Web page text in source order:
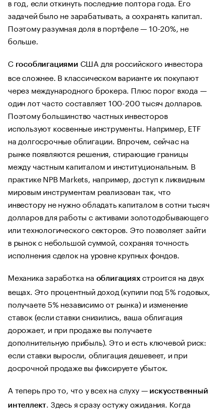
задачей было не зарабатывать, а сохранять капитал.
Поэтому разумная доля в портфеле — 10-20%, не
больше.
С гособлигациями США для российского инвестора
все сложнее. В классическом варианте их покупают
через международного брокера. Плюс порог входа —
один лот часто составляет 100-200 тысяч долларов.
Поэтому большинство частных инвесторов
используют косвенные инструменты. Например, ETF
на долгосрочные облигации. Впрочем, сейчас на
рынке появляются решения, стирающие границы
между частным капиталом и институциональным. В
практике NPB Markets, например, доступ к ликвидным
мировым инструментам реализован так, что
инвестору не нужно обладать капиталом в сотни тысяч
долларов для работы с активами золотодобывающего
или технологического секторов. Это позволяет зайти
в рынок с небольшой суммой, сохраняя точность
исполнения сделок на уровне крупных фондов.
Механика заработка на облигацияхстроится на двух
вещах. Это процентный доход (купили под 5% годовых,
получаете 5% независимо от рынка) и изменение
ставок (если ставки снизились, ваша облигация
дорожает, и при продаже вы получаете
дополнительную прибыль). Это и есть ключевой риск:
если ставки выросли, облигация дешевеет, и при
досрочной продаже вы фиксируете убыток.
А теперь про то, что у всех на слуху — искусственный
интеллект. Здесь я сразу остужу ожидания. Когда